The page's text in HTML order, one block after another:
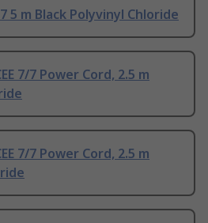
7 5 m Black Polyvinyl Chloride
7/7 Power Cord, 2.5 m
7/7 Power Cord, 2.5 m